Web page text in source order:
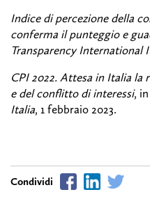
Indice di percezione della
conferma il punteggio e
Transparency International
CPI 2022. Attesa in Italia la
e del conflitto di interessi, in
Italia, 1 febbraio 2023.